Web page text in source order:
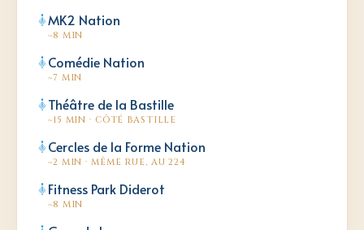
MK2 Nation
~8 MIN
Comédie Nation
~7 MIN
Théâtre de la Bastille
~15 MIN · CÔTÉ BASTILLE
Cercles de la Forme Nation
~2 MIN · MÊME RUE, AU 224
Fitness Park Diderot
~8 MIN